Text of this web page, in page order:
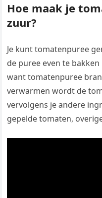
Hoe maak je
zuur?
Je kunt tomatenpuree
de puree even te
want tomatenpuree
verwarmen wordt de
vervolgens je andere
gepelde tomaten,